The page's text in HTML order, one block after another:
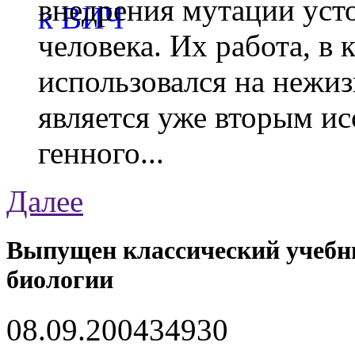
внедрения мутации
человека. Их работа, в
использовался на
является уже вторым
генного...
Далее
Выпущен классический
биологии
08.09.200434930